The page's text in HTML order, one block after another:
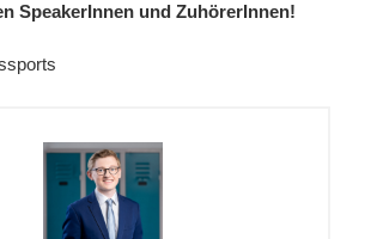
SpeakerInnen und ZuhörerInnen!